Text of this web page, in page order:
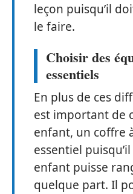
leçon puisqu’il
le faire.
Choisir des
essentiels
En plus de ces
est important de
enfant, un coffre
essentiel
enfant puisse
quelque part. Il